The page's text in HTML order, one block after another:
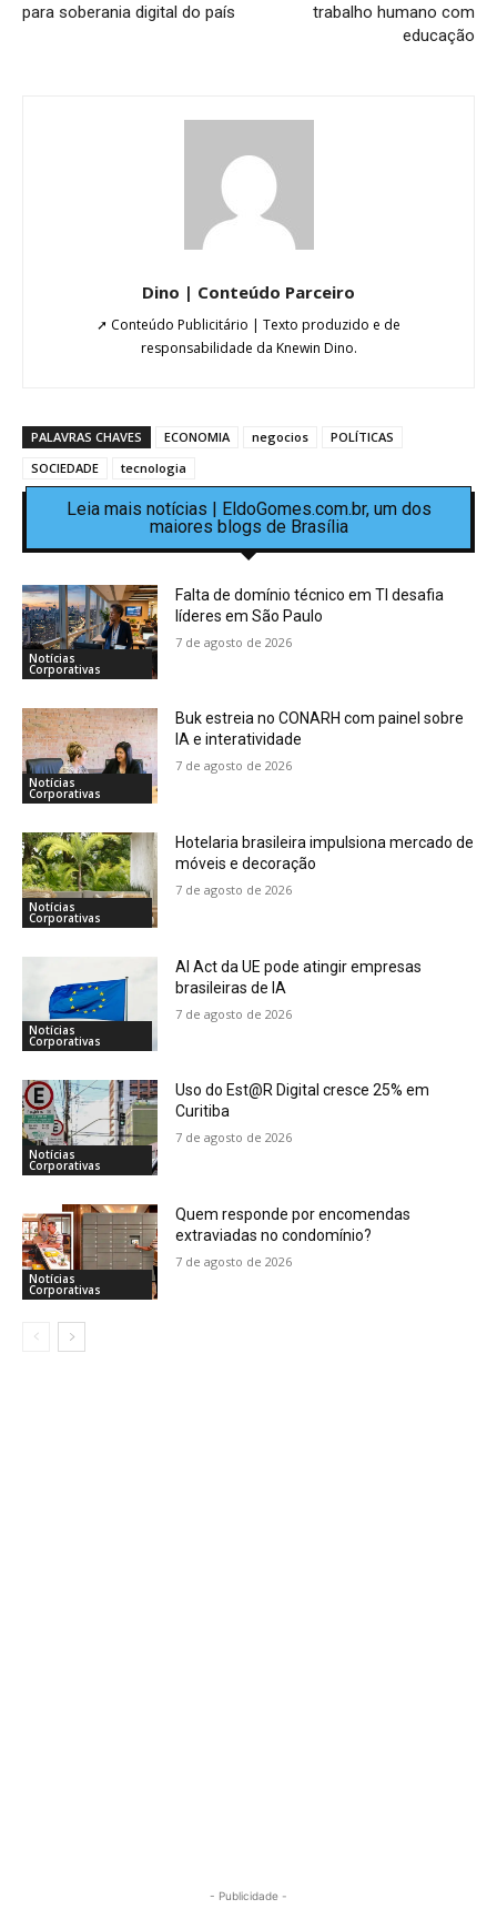
para soberania digital do país
trabalho humano com
educação
Dino | Conteúdo Parceiro
➚ Conteúdo Publicitário | Texto produzido e de
responsabilidade da Knewin Dino.
PALAVRAS CHAVES ECONOMIA negocios
POLÍTICAS
SOCIEDADE
tecnologia
Leia mais notícias | EldoGomes.com.br, um dos
maiores blogs de Brasília
Notícias
Corporativas
Falta de domínio técnico em TI desafia
líderes em São Paulo
7 de agosto de 2026
Notícias
Corporativas
Buk estreia no CONARH com painel sobre
IA e interatividade
7 de agosto de 2026
Notícias
Corporativas
Hotelaria brasileira impulsiona mercado de
móveis e decoração
7 de agosto de 2026
Notícias
Corporativas
AI Act da UE pode atingir empresas
brasileiras de IA
7 de agosto de 2026
Notícias
Corporativas
Uso do Est@R Digital cresce 25% em
Curitiba
7 de agosto de 2026
Notícias
Corporativas
Quem responde por encomendas
extraviadas no condomínio?
7 de agosto de 2026
- Publicidade -